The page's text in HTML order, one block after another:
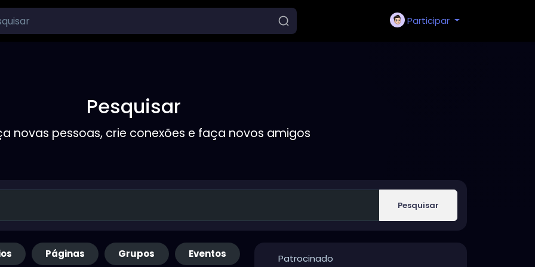
Participar
Pesquisar
novas pessoas, crie conexões e faça novos amigos
Pesquisar
Páginas Grupos Eventos Patrocinado